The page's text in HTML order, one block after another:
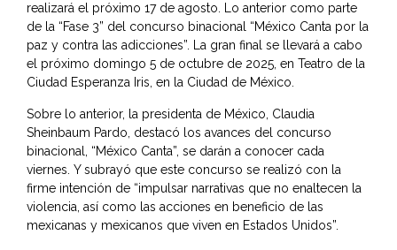
realizará el próximo 17 de agosto. Lo anterior como parte
de la “Fase 3” del concurso binacional “México Canta por la
paz y contra las adicciones”. La gran final se llevará a cabo
el próximo domingo 5 de octubre de 2025, en Teatro de la
Ciudad Esperanza Iris, en la Ciudad de México.
Sobre lo anterior, la presidenta de México, Claudia
Sheinbaum Pardo, destacó los avances del concurso
binacional, “México Canta”, se darán a conocer cada
viernes. Y subrayó que este concurso se realizó con la
firme intención de “impulsar narrativas que no enaltecen la
violencia, así como las acciones en beneficio de las
mexicanas y mexicanos que viven en Estados Unidos”.